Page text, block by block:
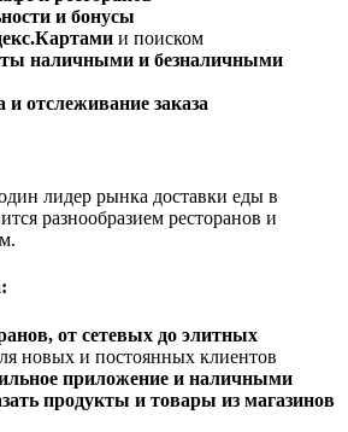
и бонусы
и поиском
наличными и безналичными
отслеживание заказа
лидер рынка доставки еды в
разнообразием ресторанов и
от сетевых до элитных
новых и постоянных клиентов
приложение и наличными
продукты и товары из магазинов